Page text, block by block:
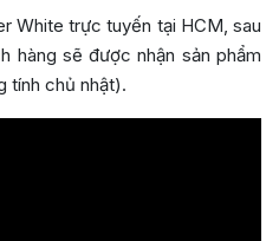
White trực tuyến tại HCM, sau
hàng sẽ được nhận sản phẩm
tính chủ nhật).